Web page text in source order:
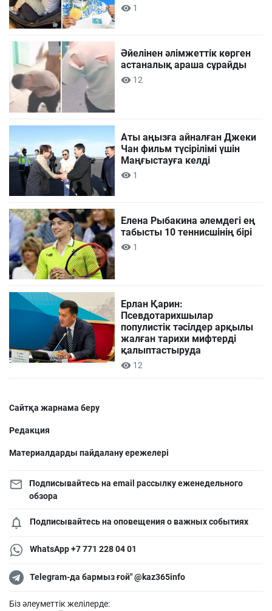
1
Әйелінен әлімжеттік көрген
астаналық араша сұрайды
12
Аты аңызға айналған Джеки
Чан фильм түсірілімі үшін
Маңғыстауға келді
1
Елена Рыбакина әлемдегі ең
табысты 10 теннисшінің бірі
1
Ерлан Қарин:
Псевдотарихшылар
популистік тәсілдер арқылы
жалған тарихи мифтерді
қалыптастыруда
12
Сайтқа жарнама беру
Редакция
Материалдарды пайдалану ережелері
Подписывайтесь на email рассылку еженедельного
обзора
Подписывайтесь на оповещения о важных событиях
WhatsApp +7 771 228 04 01
Telegram-да бармыз ғой" @kaz365info
Біз әлеуметтік желілерде: